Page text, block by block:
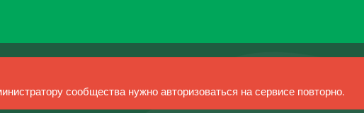
сообщества нужно авторизоваться на сервисе повторно.